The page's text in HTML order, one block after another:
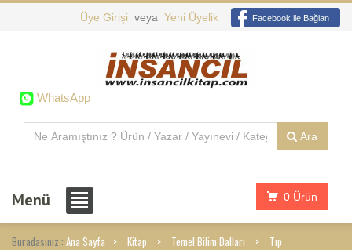
Üye Girişi veya Yeni Üyelik Facebook ile Bağlan
WhatsApp
Ara
0 Ürün
Menü
Buradasınız : Ana Sayfa Kitap Temel Bilim Dalları Tıp